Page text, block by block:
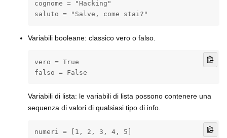
cognome = "Hacking"
saluto = "Salve, come stai?"
Variabili booleane: classico vero o falso.
vero = True
falso = False
Variabili di lista: le variabili di lista possono contenere una
sequenza di valori di qualsiasi tipo di info.
numeri = [1, 2, 3, 4, 5]